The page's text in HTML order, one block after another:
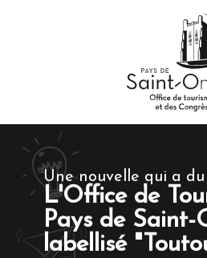
Une nouvelle qui a du
L'Office de
Pays de Saint-
labellisé